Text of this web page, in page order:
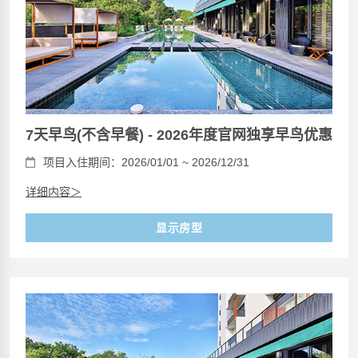
7天早鸟(不含早餐) - 2026年度官网独享早鸟优惠
项目入住期间：2026/01/01 ~ 2026/12/31
详细内容＞
显示房型